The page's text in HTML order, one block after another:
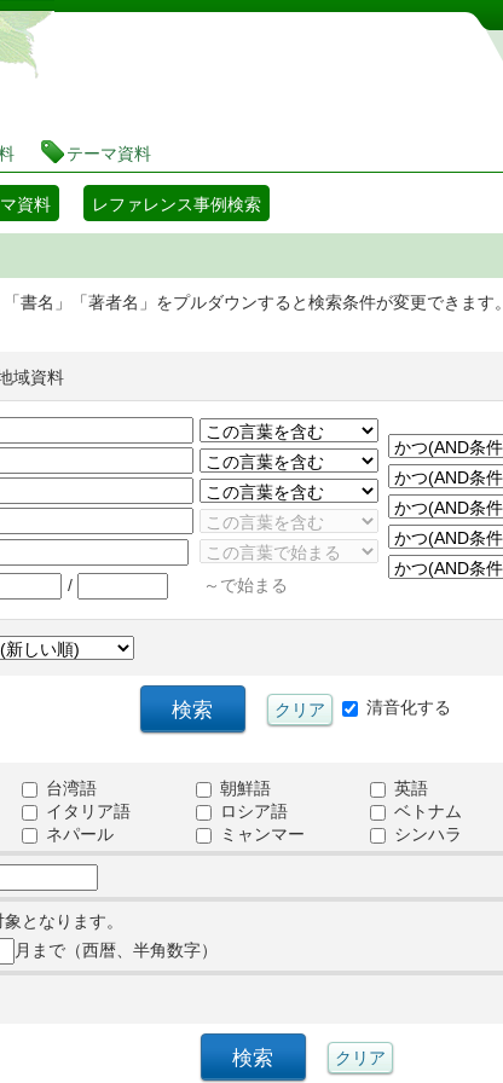
静岡県立図書館 蔵書検索・予約システム
テーマ資料
資料 レファレンス事例検索
書名」「著者名」をプルダウンすると検索条件が変更できます。
域資料
/ ～で始まる
清音化する
台湾語 朝鮮語 英語
イタリア語 ロシア語 ベトナム
ネパール ミャンマー シンハラ
となります。
月まで（西暦、半角数字）